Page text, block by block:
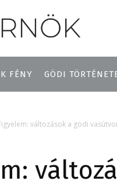
FÉNY GÖDI
változások a gödi